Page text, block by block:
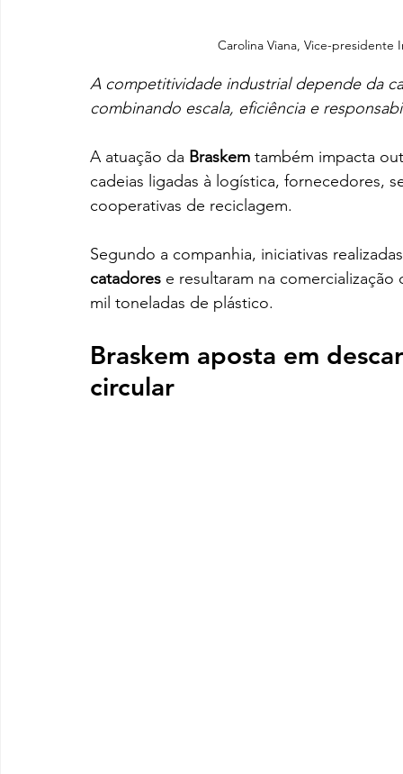
Carolina Viana, Vice-presidente
A competitividade industrial depende da
combinando escala, eficiência e
A atuação da Braskem também impacta
cadeias ligadas à logística, fornecedores,
cooperativas de reciclagem.
Segundo a companhia, iniciativas
catadores e resultaram na
mil toneladas de plástico.
Braskem aposta em
circular